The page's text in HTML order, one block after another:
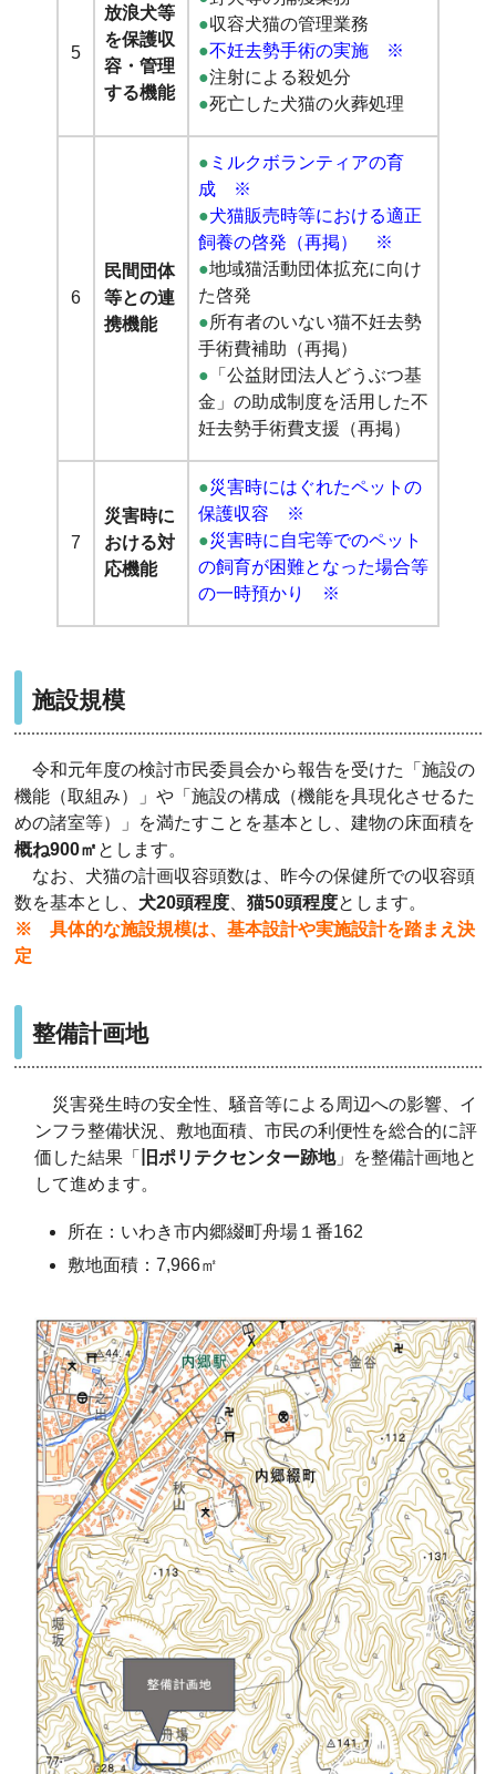
5
放浪犬等
を保護収
容・管理
する機能
●収容犬猫の管理業務
●不妊去勢手術の実施 ※
●注射による殺処分
●死亡した犬猫の火葬処理
6
民間団体
等との連
携機能
● ミルクボランティアの育
成 ※
●犬猫販売時等における適正
飼養の啓発（再掲） ※
●地域猫活動団体拡充に向け
た啓発
●所有者のいない猫不妊去勢
手術費補助（再掲）
● 「公益財団法人どうぶつ基
金」の助成制度を活用した不
妊去勢手術費支援（再掲）
7
災害時に
おける対
応機能
●災害時にはぐれたペットの
保護収容 ※
●災害時に自宅等でのペット
の飼育が困難となった場合等
の一時預かり ※
施設規模
令和元年度の検討市民委員会から報告を受けた「施設の
機能（取組み） 」や「施設の構成（機能を具現化させるた
めの諸室等）」を満たすことを基本と し、建物の床面積を
概ね900㎡ とします。
なお、犬猫の計画収容頭数は、昨今の保健所での収容頭
数を基本とし、 犬20頭程度 、猫50頭程度とします。
※ 具体的な施設規模は、基本設計や実施設計を踏まえ決
定
整備計画地
災害発生時の安全性、騒音等による周辺への影響、イ
ンフラ整備状況、敷地面積、市民の利便性を総合的に評
価した結果 「 旧ポリテクセンター跡地」 を整備計画地と
して進めます。
所在：いわき市内郷綴町舟場１番162
敷地面積：7,966㎡